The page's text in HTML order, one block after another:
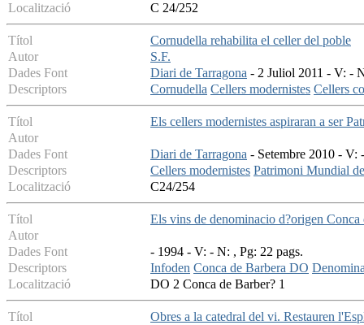
Localització
C 24/252
Títol
Cornudella rehabilita el celler del poble
Autor
S.F.
Dades Font
Diari de Tarragona - 2 Juliol 2011 - V: -
Descriptors
Cornudella Cellers modernistes Cellers
Títol
Els cellers modernistes aspiraran a ser
Autor
Dades Font
Diari de Tarragona - Setembre 2010 - V:
Descriptors
Cellers modernistes Patrimoni Mundial
Localització
C24/254
Títol
Els vins de denominacio d?origen Conca
Autor
Dades Font
- 1994 - V: - N: , Pg: 22 pags.
Descriptors
Infoden Conca de Barbera DO
Localització
DO 2 Conca de Barber? 1
Títol
Obres a la catedral del vi. Restauren